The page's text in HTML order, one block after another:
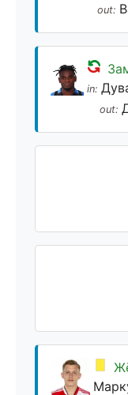
out:
in:
out: